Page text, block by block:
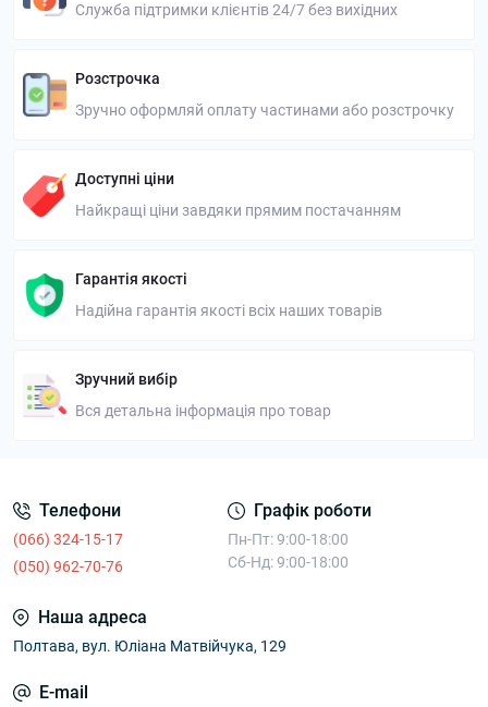
Служба підтримки клієнтів 24/7 без вихідних
Розстрочка
Зручно оформляй оплату частинами або розстрочку
Доступні ціни
Найкращі ціни завдяки прямим постачанням
Гарантія якості
Надійна гарантія якості всіх наших товарів
Зручний вибір
Вся детальна інформація про товар
Телефони
(066) 324-15-17
(050) 962-70-76
Графік роботи
Пн-Пт: 9:00-18:00
Сб-Нд: 9:00-18:00
Наша адреса
Полтава, вул. Юліана Матвійчука, 129
E-mail